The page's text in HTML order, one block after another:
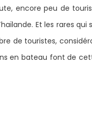
encore peu de
Et les rares
de touristes,
en bateau font de